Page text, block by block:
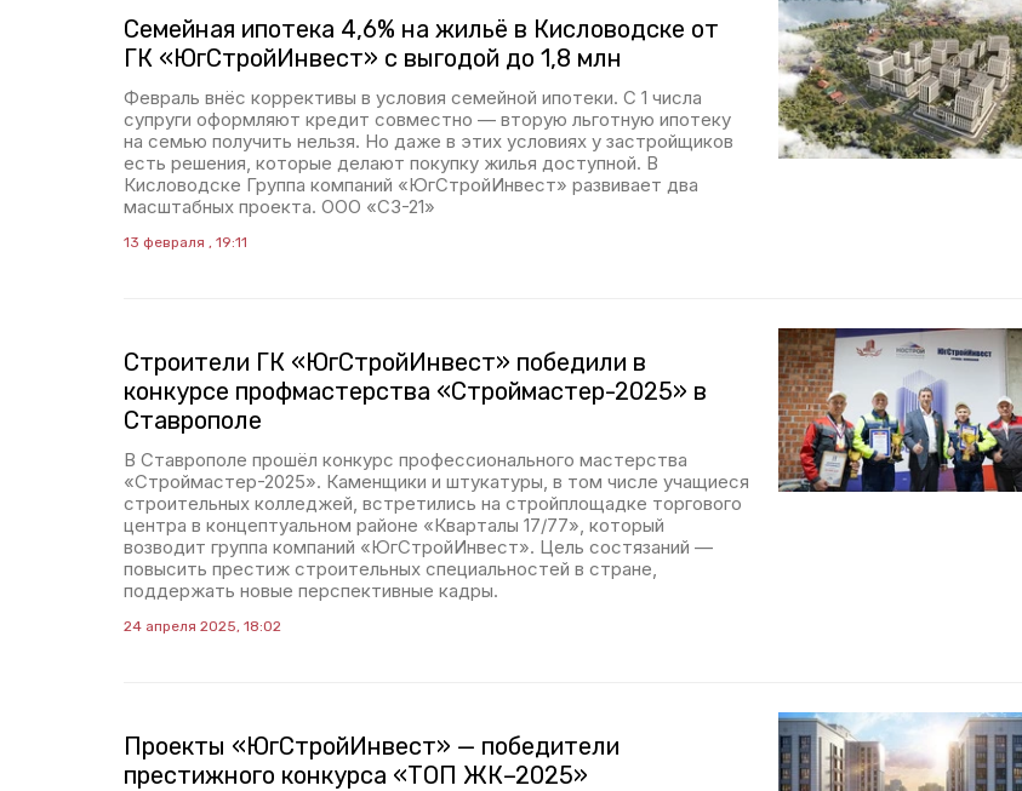
Семейная ипотека 4,6% на жильё в Кисловодске от
ГК «ЮгСтройИнвест» с выгодой до 1,8 млн
Февраль внёс коррективы в условия семейной ипотеки. С 1 числа
супруги оформляют кредит совместно — вторую льготную ипотеку
на семью получить нельзя. Но даже в этих условиях у застройщиков
есть решения, которые делают покупку жилья доступной. В
Кисловодске Группа компаний «ЮгСтройИнвест» развивает два
масштабных проекта. ООО «СЗ-21»
13 февраля , 19:11
Строители ГК «ЮгСтройИнвест» победили в
конкурсе профмастерства «Строймастер-2025» в
Ставрополе
В Ставрополе прошёл конкурс профессионального мастерства
«Строймастер-2025». Каменщики и штукатуры, в том числе учащиеся
строительных колледжей, встретились на стройплощадке торгового
центра в концептуальном районе «Кварталы 17/77», который
возводит группа компаний «ЮгСтройИнвест». Цель состязаний —
повысить престиж строительных специальностей в стране,
поддержать новые перспективные кадры.
24 апреля 2025, 18:02
Проекты «ЮгСтройИнвест» — победители
престижного конкурса «ТОП ЖК–2025»